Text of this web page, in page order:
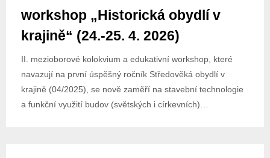
workshop „Historická obydlí v
krajině“ (24.-25. 4. 2026)
II. mezioborové kolokvium a edukativní workshop, které
navazují na první úspěšný ročník Středověká obydlí v
krajině (04/2025), se nově zaměří na stavební technologie
a funkční využití budov (světských i církevních)…